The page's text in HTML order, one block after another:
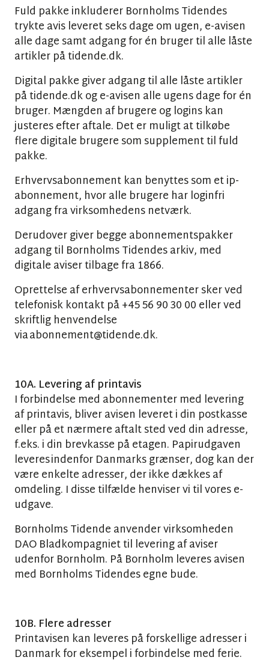
Fuld pakke inkluderer Bornholms Tidendes
trykte avis leveret seks dage om ugen, e-avisen
alle dage samt adgang for én bruger til alle låste
artikler på tidende.dk.
Digital pakke giver adgang til alle låste artikler
på tidende.dk og e-avisen alle ugens dage for én
bruger. Mængden af brugere og logins kan
justeres efter aftale. Det er muligt at tilkøbe
flere digitale brugere som supplement til fuld
pakke.
Erhvervsabonnement kan benyttes som et ip-
abonnement, hvor alle brugere har loginfri
adgang fra virksomhedens netværk.
Derudover giver begge abonnementspakker
adgang til Bornholms Tidendes arkiv, med
digitale aviser tilbage fra 1866.
Oprettelse af erhvervsabonnementer sker ved
telefonisk kontakt på +45 56 90 30 00 eller ved
skriftlig henvendelse
via abonnement@tidende.dk.
10A. Levering af printavis
I forbindelse med abonnementer med levering
af printavis, bliver avisen leveret i din postkasse
eller på et nærmere aftalt sted ved din adresse,
f.eks. i din brevkasse på etagen. Papirudgaven
leveres indenfor Danmarks grænser, dog kan der
være enkelte adresser, der ikke dækkes af
omdeling. I disse tilfælde henviser vi til vores e-
udgave.
Bornholms Tidende anvender virksomheden
DAO Bladkompagniet til levering af aviser
udenfor Bornholm. På Bornholm leveres avisen
med Bornholms Tidendes egne bude.
10B. Flere adresser
Printavisen kan leveres på forskellige adresser i
Danmark for eksempel i forbindelse med ferie.